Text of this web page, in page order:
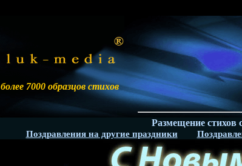
более 7000 образцов стихов
Размещение стихов с
Поздравления на другие праздники